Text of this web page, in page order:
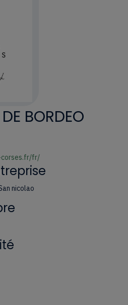
BORDEO
corses.fr/fr/
nicolao